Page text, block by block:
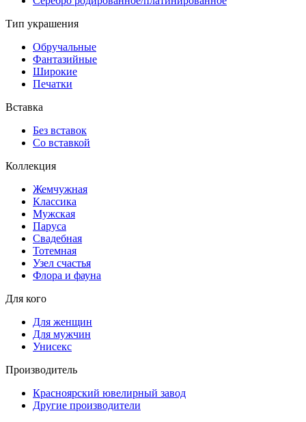
Тип украшения
Обручальные
Фантазийные
Широкие
Печатки
Вставка
Без вставок
Со вставкой
Коллекция
Жемчужная
Классика
Мужская
Паруса
Свадебная
Тотемная
Узел счастья
Флора и фауна
Для кого
Для женщин
Для мужчин
Унисекс
Производитель
Красноярский ювелирный завод
Другие производители